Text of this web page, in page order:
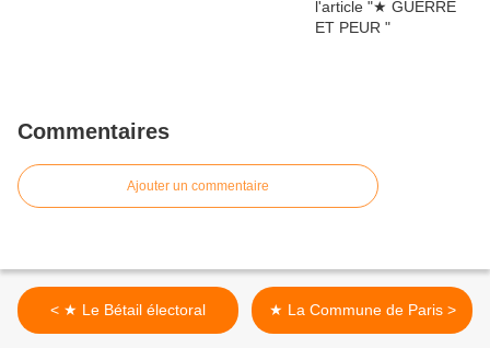
Commentaires
Ajouter un commentaire
< ★ Le Bétail électoral ★ La Commune de Paris >